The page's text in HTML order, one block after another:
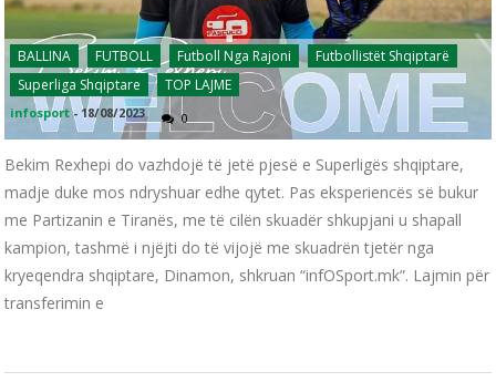
BALLINA FUTBOLL Futboll Nga Rajoni
Futbollistët Shqiptarë
Superliga Shqiptare
TOP LAJME
infosport - 18/08/2023 0
Bekim Rexhepi do vazhdojë të jetë pjesë e Superligës shqiptare,
madje duke mos ndryshuar edhe qytet. Pas eksperiencës së bukur
me Partizanin e Tiranës, me të cilën skuadër shkupjani u shapall
kampion, tashmë i njëjti do të vijojë me skuadrën tjetër nga
kryeqendra shqiptare, Dinamon, shkruan “infOSport.mk”. Lajmin për
transferimin e